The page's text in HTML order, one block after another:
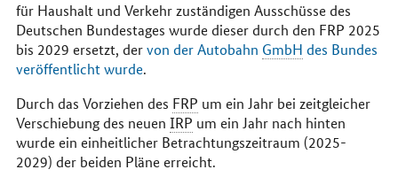
für Haushalt und Verkehr zuständigen Ausschüsse des
Deutschen Bundestages wurde dieser durch den FRP 2025
bis 2029 ersetzt, dervon der Autobahn GmbH des Bundes
veröffentlicht wurde.
Durch das Vorziehen des FRP um ein Jahr bei zeitgleicher
Verschiebung des neuen IRP um ein Jahr nach hinten
wurde ein einheitlicher Betrachtungszeitraum (2025-
2029) der beiden Pläne erreicht.